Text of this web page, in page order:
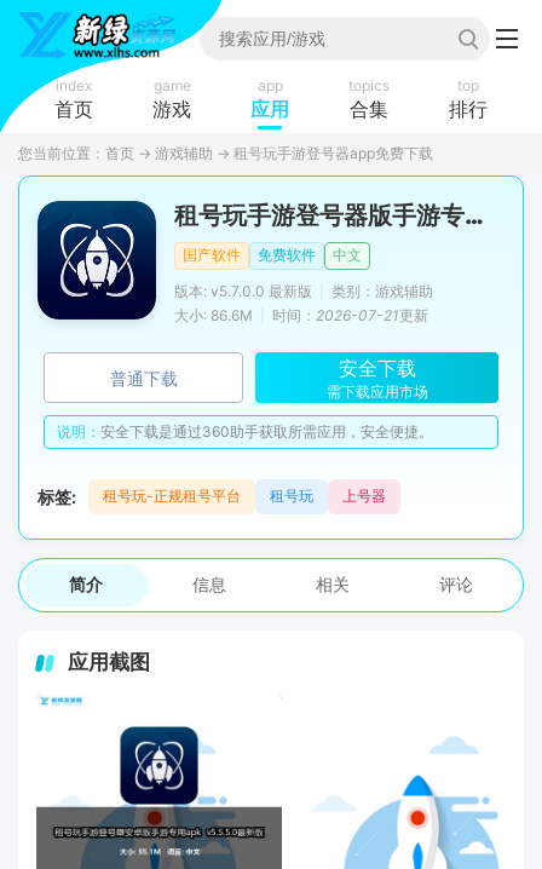
index
首页
game
游戏
app
应用
topics
合集
top
排行
您当前位置： 首页 → 游戏辅助 → 租号玩手游登号器app免费下载
租号玩手游登号器版手游专用apk
国产软件 免费软件
中文
版本: v5.7.0.0 最新版
类别：游戏辅助
大小: 86.6M
时间： 2026-07-21更新
普通下载 安全下载
需下载应用市场
说明： 安全下载是通过360助手获取所需应用，安全便捷。
标签: 租号玩-正规租号平台 租号玩 上号器
简介 信息 相关 评论
应用截图